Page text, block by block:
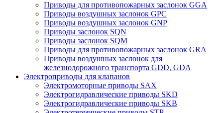
Приводы для противопожарных заслонок GGA
Приводы воздушных заслонок GPC
Приводы воздушных заслонок GNP
Приводы заслонок SQN
Приводы заслонок SQM
Приводы для противопожарных заслонок GRA
Приводы воздушных заслонок для
железнодорожного транспорта GDD, GDA
Электроприводы для клапанов
Электромоторные приводы SAX
Электрогидравлические приводы SKD
Электрогидравлические приводы SKB